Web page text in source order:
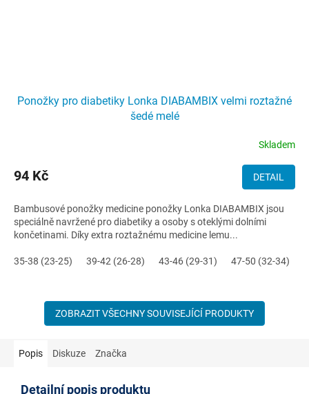
Ponožky pro diabetiky Lonka DIABAMBIX velmi roztažné
šedé melé
Skladem
94 Kč DETAIL
Bambusové ponožky medicine ponožky Lonka DIABAMBIX jsou
speciálně navržené pro diabetiky a osoby s oteklými dolními
končetinami. Díky extra roztažnému medicine lemu...
35-38 (23-25) 39-42 (26-28) 43-46 (29-31) 47-50 (32-34)
ZOBRAZIT VŠECHNY SOUVISEJÍCÍ PRODUKTY
Popis Diskuze Značka
Detailní popis produktu